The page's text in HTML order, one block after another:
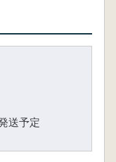
送予定